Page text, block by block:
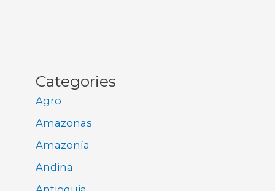
Categories
Agro
Amazonas
Amazonía
Andina